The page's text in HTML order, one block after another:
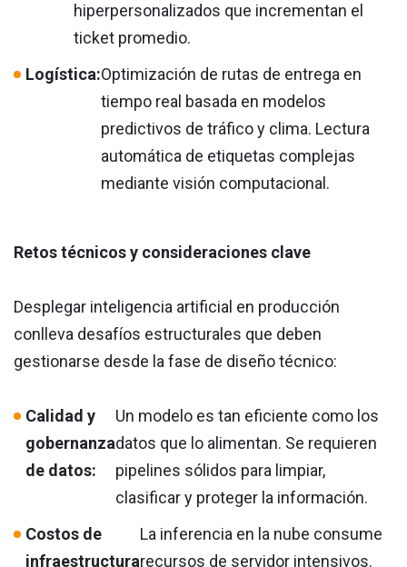
hiperpersonalizados que incrementan el
ticket promedio.
Logística:Optimización de rutas de entrega en
tiempo real basada en modelos
predictivos de tráfico y clima. Lectura
automática de etiquetas complejas
mediante visión computacional.
Retos técnicos y consideraciones clave
Desplegar inteligencia artificial en producción
conlleva desafíos estructurales que deben
gestionarse desde la fase de diseño técnico:
Calidad y
gobernanza
de datos:
Un modelo es tan eficiente como los
datos que lo alimentan. Se requieren
pipelines sólidos para limpiar,
clasificar y proteger la información.
Costos de
infraestructura
La inferencia en la nube consume
recursos de servidor intensivos.